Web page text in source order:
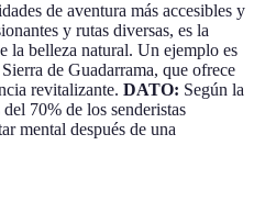
de aventura más accesibles y
y rutas diversas, es la
la belleza natural. Un ejemplo es
de Guadarrama, que ofrece
revitalizante. DATO: Según la
del 70% de los senderistas
mental después de una